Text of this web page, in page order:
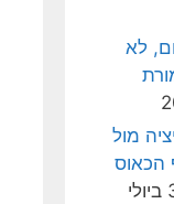
לא
מול
הכאוס
31 ביולי